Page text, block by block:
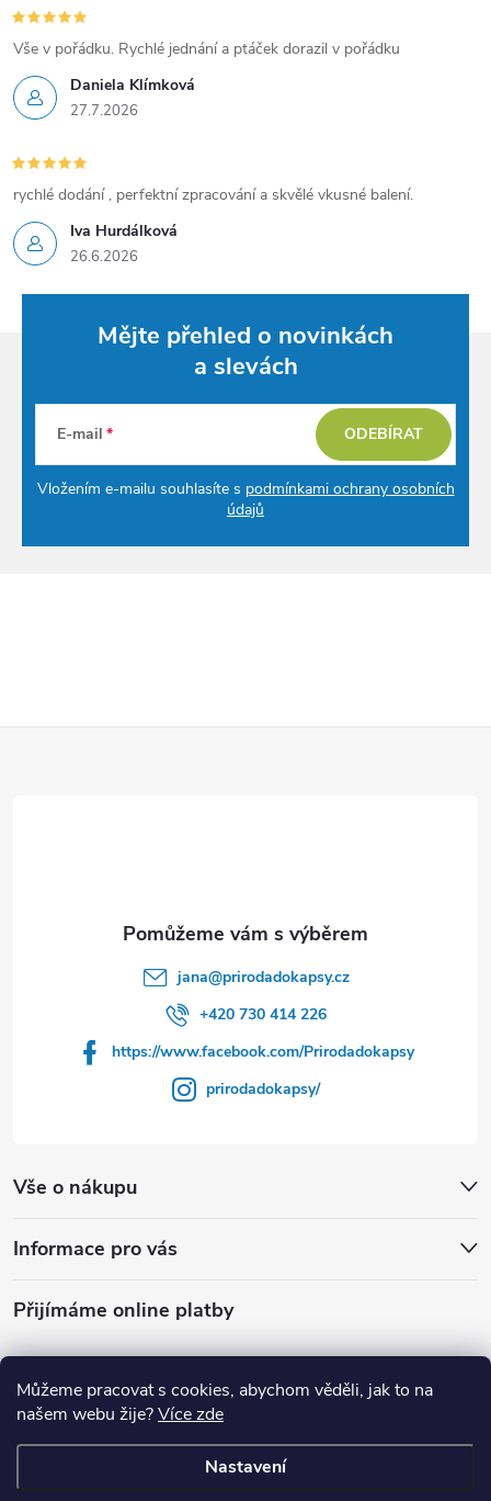
Můžeme pracovat s cookies, abychom věděli, jak to na
našem webu žije?Více zde
Nastavení
p
i
s
u
Daniela Klímková
27.7.2026
Vše v pořádku. Rychlé jednání a ptáček dorazil v pořádku
Iva Hurdálková
26.6.2026
rychlé dodání , perfektní zpracování a skvělé vkusné balení.
Mějte přehled o novinkách
a slevách
E-mail
Vložením e-mailu souhlasíte s podmínkami ochrany osobních
údajů
ODEBÍRAT
jana@prirodadokapsy.cz
+420 730 414 226
https://www.facebook.com/Prirodadokapsy
prirodadokapsy/
Vše o nákupu
Informace pro vás
Přijímáme online platby